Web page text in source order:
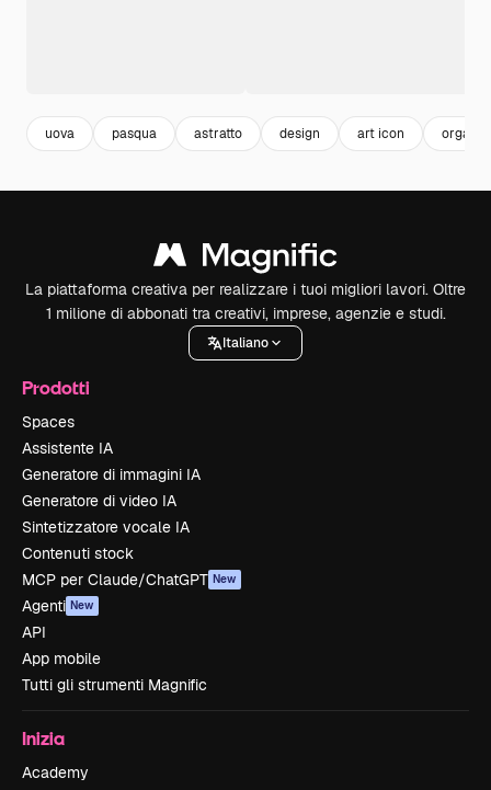
uova pasqua astratto design art icon organic
La piattaforma creativa per realizzare i tuoi migliori lavori. Oltre
1 milione di abbonati tra creativi, imprese, agenzie e studi.
Italiano
Prodotti
Spaces
Assistente IA
Generatore di immagini IA
Generatore di video IA
Sintetizzatore vocale IA
Contenuti stock
MCP per Claude/ChatGPT New
Agenti New
API
App mobile
Tutti gli strumenti Magnific
Inizia
Academy